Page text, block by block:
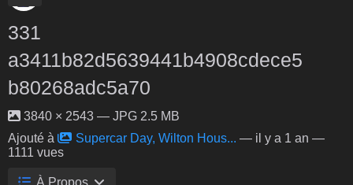
331
a3411b82d5639441b4908cdece5
b80268adc5a70
3840 × 2543 — JPG 2.5 MB
Ajouté à
Supercar Day, Wilton Hous... — il y a 1 an —
1111 vues
À Propos